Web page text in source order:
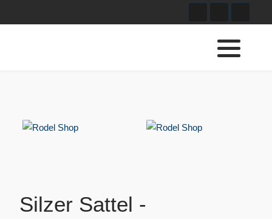
Silzer Sattel -